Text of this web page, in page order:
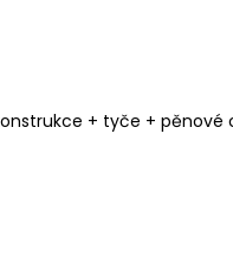
+ tyče + pěnové